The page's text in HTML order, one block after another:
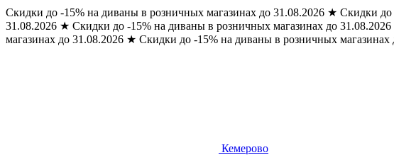
Скидки до -15% на диваны в розничных магазинах до 31.08.2026 ★ Скидки до
31.08.2026 ★ Скидки до -15% на диваны в розничных магазинах до 31.08.2026
магазинах до 31.08.2026 ★ Скидки до -15% на диваны в розничных магазинах
Кемерово